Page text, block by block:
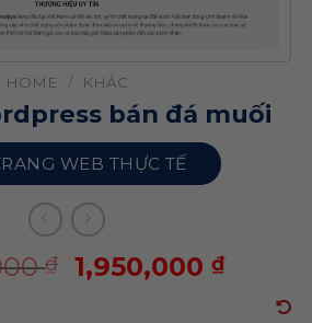
HOME / KHÁC
bán đá muối
WEB THỰC TẾ
₫ 1,950,000 ₫